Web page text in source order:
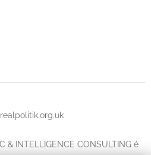
& INTELLIGENCE CONSULTING é